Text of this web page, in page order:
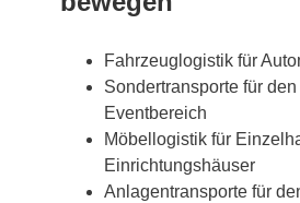
Fahrzeuglogistik für
Sondertransporte für
Eventbereich
Möbellogistik für
Einrichtungshäuser
Anlagentransporte für